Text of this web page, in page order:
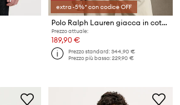
extra -5%* con codice OFF
Polo Ralph Lauren giacca in cotone
Prezzo attuale:
189,90 €
Prezzo standard:344,90 €
Prezzo più basso:229,90 €